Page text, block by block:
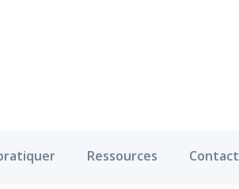
Ressources Contact